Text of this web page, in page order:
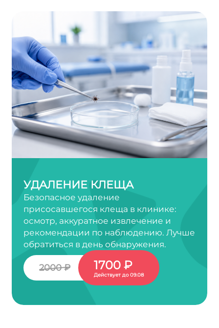
УДАЛЕНИЕ КЛЕЩА
Безопасное удаление
присосавшегося клеща в клинике:
осмотр, аккуратное извлечение и
рекомендации по наблюдению. Лучше
обратиться в день обнаружения.
2000 ₽ 1700 ₽
Действует до 09.08